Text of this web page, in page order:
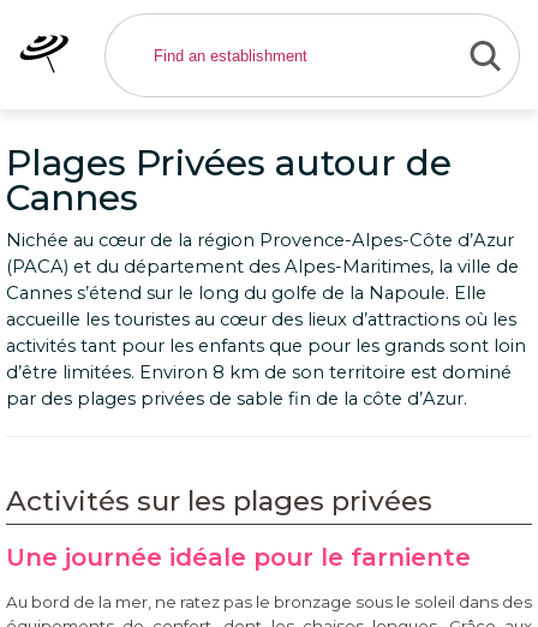
Plages Privées autour de
Cannes
Nichée au cœur de la région Provence-Alpes-Côte d’Azur
(PACA) et du département des Alpes-Maritimes, la ville de
Cannes s’étend sur le long du golfe de la Napoule. Elle
accueille les touristes au cœur des lieux d’attractions où les
activités tant pour les enfants que pour les grands sont loin
d’être limitées. Environ 8 km de son territoire est dominé
par des plages privées de sable fin de la côte d’Azur.
Activités sur les plages privées
Une journée idéale pour le farniente
Au bord de la mer, ne ratez pas le bronzage sous le soleil dans des